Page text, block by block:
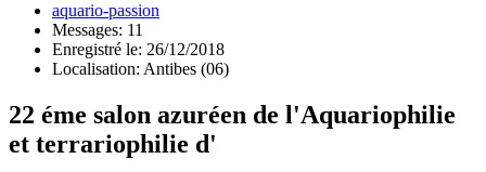
aquario-passion
Messages: 11
Enregistré le: 26/12/2018
Localisation: Antibes (06)
22 éme salon azuréen de l'Aquariophilie
et terrariophilie d'